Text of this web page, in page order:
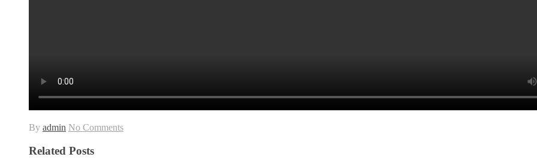
By admin No Comments
Related Posts